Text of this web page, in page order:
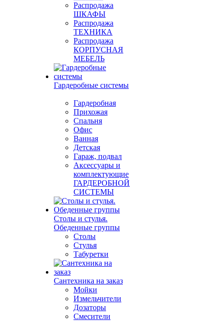
Распродажа
ШКАФЫ
Распродажа
ТЕХНИКА
Распродажа
КОРПУСНАЯ
МЕБЕЛЬ
Гардеробные системы
Гардеробная
Прихожая
Спальня
Офис
Ванная
Детская
Гараж, подвал
Аксессуары и
комплектующие
ГАРДЕРОБНОЙ
СИСТЕМЫ
Столы и стулья.
Обеденные группы
Столы
Стулья
Табуретки
Сантехника на заказ
Мойки
Измельчители
Дозаторы
Смесители